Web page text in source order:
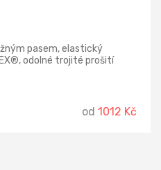
pasem, elastický
odolné trojité prošití
od 1012 Kč